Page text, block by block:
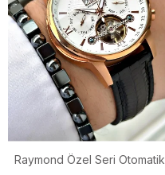
Raymond Özel Seri Otomatik